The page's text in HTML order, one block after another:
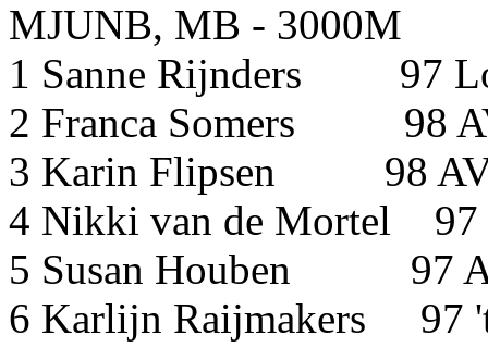
MJUNB, MB - 3000M
1 Sanne Rijnders 97
2 Franca
3 Karin Flipsen 98
4 Nikki van de Mortel
5 Susan Houben
6 Karlijn Raijmakers